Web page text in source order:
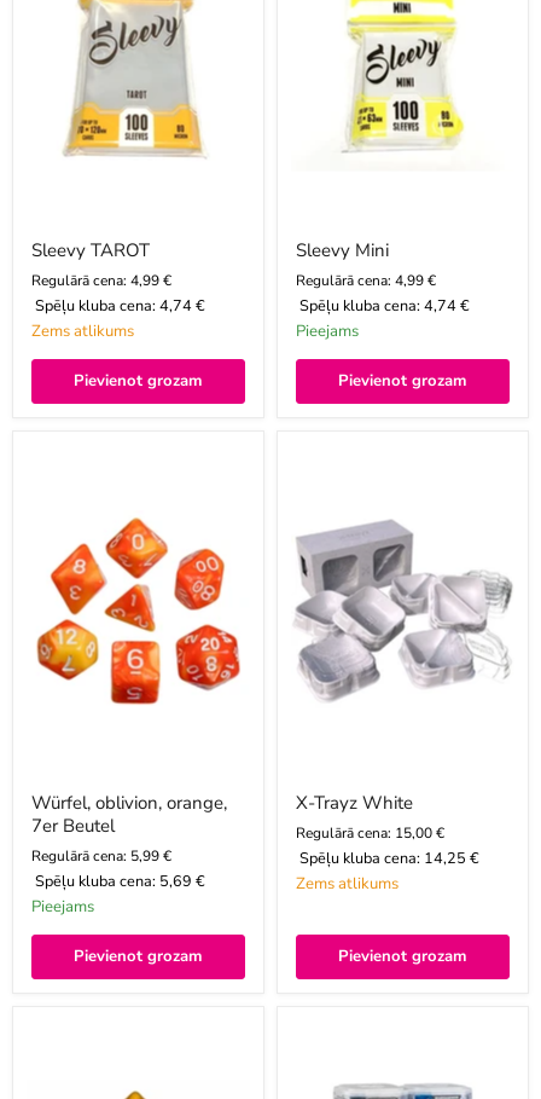
Sleevy TAROT
Regulārā cena: 4,99 €
Spēļu kluba cena: 4,74 €
Zems atlikums
Pievienot grozam
Sleevy Mini
Regulārā cena: 4,99 €
Spēļu kluba cena: 4,74 €
Pieejams
Pievienot grozam
Würfel, oblivion, orange,
7er Beutel
Regulārā cena: 5,99 €
Spēļu kluba cena: 5,69 €
Pieejams
Pievienot grozam
X-Trayz White
Regulārā cena: 15,00 €
Spēļu kluba cena: 14,25 €
Zems atlikums
Pievienot grozam
komplekts